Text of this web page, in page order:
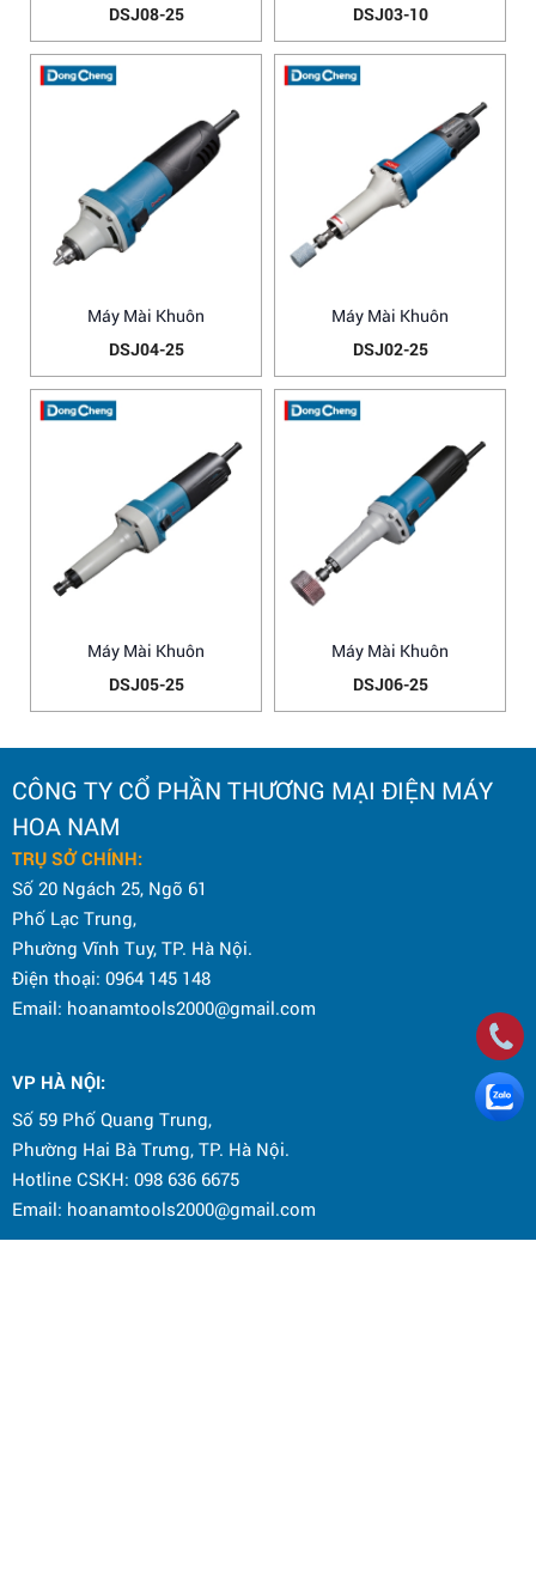
DSJ08-25
DSJ03-10
Máy Mài Khuôn
DSJ04-25
Máy Mài Khuôn
DSJ02-25
Máy Mài Khuôn
DSJ05-25
Máy Mài Khuôn
DSJ06-25
CÔNG TY CỔ PHẦN THƯƠNG MẠI ĐIỆN MÁY
HOA NAM
TRỤ SỞ CHÍNH:
Số 20 Ngách 25, Ngõ 61
Phố Lạc Trung,
Phường Vĩnh Tuy, TP. Hà Nội.
Điện thoại: 0964 145 148
Email: hoanamtools2000@gmail.com
VP HÀ NỘI:
Số 59 Phố Quang Trung,
Phường Hai Bà Trưng, TP. Hà Nội.
Hotline CSKH: 098 636 6675
Email: hoanamtools2000@gmail.com